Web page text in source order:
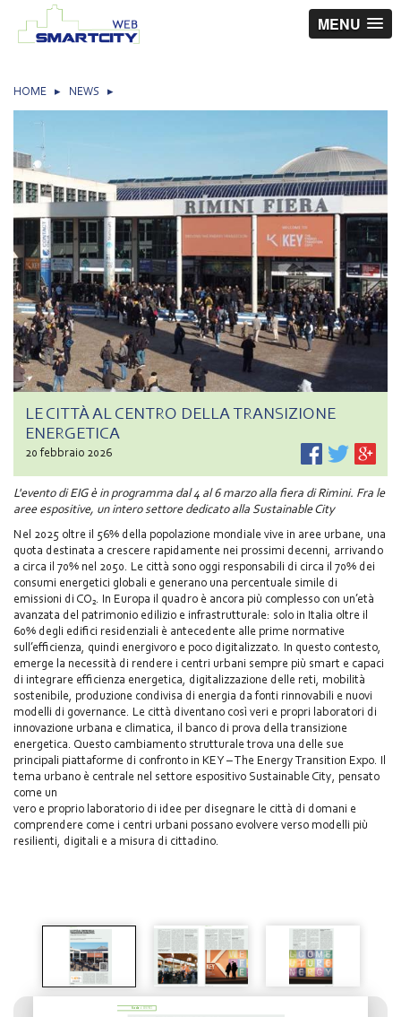
MENU
HOME ▸ NEWS ▸
LE CITTÀ AL CENTRO DELLA TRANSIZIONE
ENERGETICA
20 febbraio 2026
L'evento di EIG è in programma dal 4 al 6 marzo alla fiera di Rimini. Fra le
aree espositive, un intero settore dedicato alla Sustainable City
Nel 2025 oltre il 56% della popolazione mondiale vive in aree urbane, una
quota destinata a crescere rapidamente nei prossimi decenni, arrivando
a circa il 70% nel 2050. Le città sono oggi responsabili di circa il 70% dei
consumi energetici globali e generano una percentuale simile di
emissioni di CO₂. In Europa il quadro è ancora più complesso con un’età
avanzata del patrimonio edilizio e infrastrutturale: solo in Italia oltre il
60% degli edifici residenziali è antecedente alle prime normative
sull’efficienza, quindi energivoro e poco digitalizzato. In questo contesto,
emerge la necessità di rendere i centri urbani sempre più smart e capaci
di integrare efficienza energetica, digitalizzazione delle reti, mobilità
sostenibile, produzione condivisa di energia da fonti rinnovabili e nuovi
modelli di governance. Le città diventano così veri e propri laboratori di
innovazione urbana e climatica, il banco di prova della transizione
energetica. Questo cambiamento strutturale trova una delle sue
principali piattaforme di confronto in KEY – The Energy Transition Expo. Il
tema urbano è centrale nel settore espositivo Sustainable City, pensato
come un
vero e proprio laboratorio di idee per disegnare le città di domani e
comprendere come i centri urbani possano evolvere verso modelli più
resilienti, digitali e a misura di cittadino.